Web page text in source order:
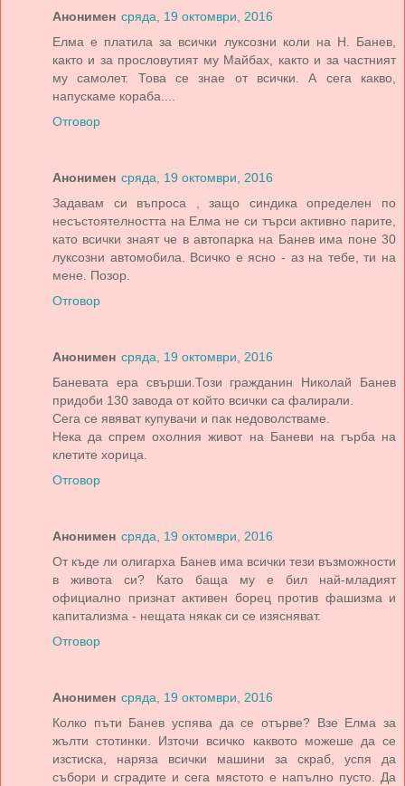
Анонимен сряда, 19 октомври, 2016
Елма е платила за всички луксозни коли на Н. Банев,
както и за прословутият му Майбах, както и за частният
му самолет. Това се знае от всички. А сега какво,
напускаме кораба....
Отговор
Анонимен сряда, 19 октомври, 2016
Задавам си въпроса , защо синдика определен по
несъстоятелността на Елма не си търси активно парите,
като всички знаят че в автопарка на Банев има поне 30
луксозни автомобила. Всичко е ясно - аз на тебе, ти на
мене. Позор.
Отговор
Анонимен сряда, 19 октомври, 2016
Баневата ера свърши.Този гражданин Николай Банев
придоби 130 завода от който всички са фалирали.
Сега се явяват купувачи и пак недоволстваме.
Нека да спрем охолния живот на Баневи на гърба на
клетите хорица.
Отговор
Анонимен сряда, 19 октомври, 2016
От къде ли олигарха Банев има всички тези възможности
в живота си? Като баща му е бил най-младият
официално признат активен борец против фашизма и
капитализма - нещата някак си се изясняват.
Отговор
Анонимен сряда, 19 октомври, 2016
Колко пъти Банев успява да се отърве? Взе Елма за
жълти стотинки. Източи всичко каквото можеше да се
изстиска, наряза всички машини за скраб, успя да
събори и сградите и сега мястото е напълно пусто. Да